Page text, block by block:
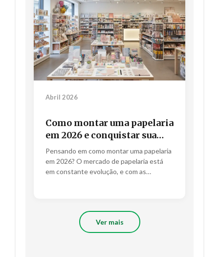
Abril 2026
Como montar uma papelaria
em 2026 e conquistar sua
fatia de mercado.
Pensando em como montar uma papelaria
em 2026? O mercado de papelaria está
em constante evolução, e com as
Ver mais